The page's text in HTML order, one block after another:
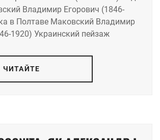
Владимир Егорович (1846-
в Полтаве Маковский Владимир
1920) Украинский пейзаж
ЧИТАЙТЕ